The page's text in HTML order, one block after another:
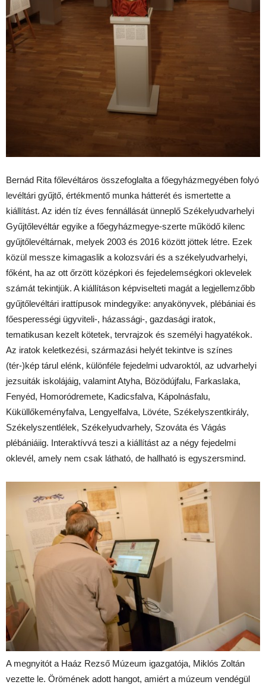
Bernád Rita főlevéltáros összefoglalta a főegyházmegyében folyó
levéltári gyűjtő, értékmentő munka hátterét és ismertette a
kiállítást. Az idén tíz éves fennállását ünneplő Székelyudvarhelyi
Gyűjtőlevéltár egyike a főegyházmegye-szerte működő kilenc
gyűjtőlevéltárnak, melyek 2003 és 2016 között jöttek létre. Ezek
közül messze kimagaslik a kolozsvári és a székelyudvarhelyi,
főként, ha az ott őrzött középkori és fejedelemségkori oklevelek
számát tekintjük. A kiállításon képviselteti magát a legjellemzőbb
gyűjtőlevéltári irattípusok mindegyike: anyakönyvek, plébániai és
főesperességi ügyviteli-, házassági-, gazdasági iratok,
tematikusan kezelt kötetek, tervrajzok és személyi hagyatékok.
Az iratok keletkezési, származási helyét tekintve is színes
(tér-)kép tárul elénk, különféle fejedelmi udvaroktól, az udvarhelyi
jezsuiták iskolájáig, valamint Atyha, Bözödújfalu, Farkaslaka,
Fenyéd, Homoródremete, Kadicsfalva, Kápolnásfalu,
Küküllőkeményfalva, Lengyelfalva, Lövéte, Székelyszentkirály,
Székelyszentlélek, Székelyudvarhely, Szováta és Vágás
plébániáiig. Interaktívvá teszi a kiállítást az a négy fejedelmi
oklevél, amely nem csak látható, de hallható is egyszersmind.
A megnyitót a Haáz Rezső Múzeum igazgatója, Miklós Zoltán
vezette le. Örömének adott hangot, amiért a múzeum vendégül